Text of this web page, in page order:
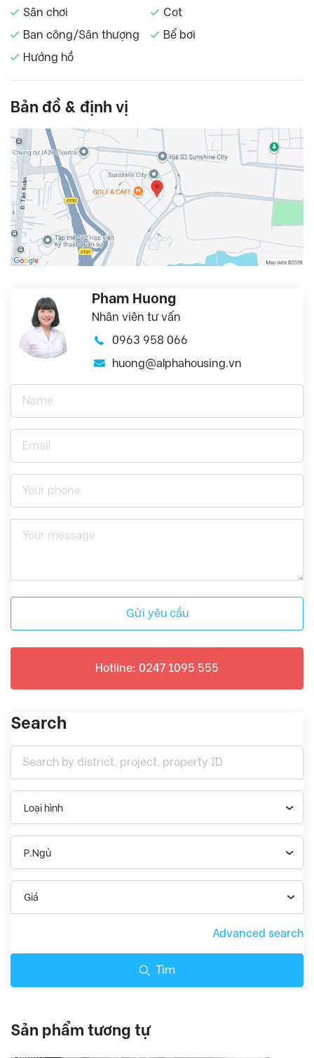
Sân chơi
Cot
Ban công/Sân thượng
Bể bơi
Hướng hồ
Bản đồ & định vị
Pham Huong
Nhân viên tư vấn
0963 958 066
huong@alphahousing.vn
Gửi yêu cầu
Hotline: 0247 1095 555
Search
Loại hình
P.Ngủ
Giá
Advanced search
Tìm
Sản phẩm tương tự